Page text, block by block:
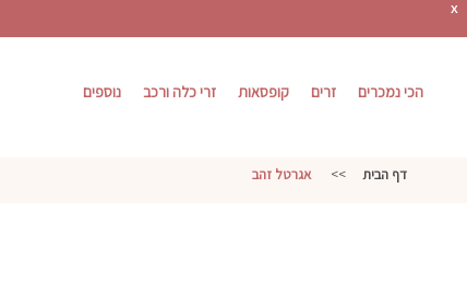
X
נוספים זרי כלה ורכב קופסאות זרים הכי נמכרים
דף הבית >> אגרטל זהב